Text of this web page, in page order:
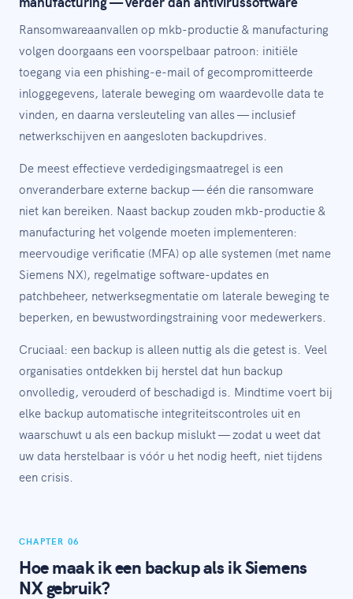
Ransomwareaanvallen op mkb-productie & manufacturing
volgen doorgaans een voorspelbaar patroon: initiële
toegang via een phishing-e-mail of gecompromitteerde
inloggegevens, laterale beweging om waardevolle data te
vinden, en daarna versleuteling van alles — inclusief
netwerkschijven en aangesloten backupdrives.
De meest effectieve verdedigingsmaatregel is een
onveranderbare externe backup — één die ransomware
niet kan bereiken. Naast backup zouden mkb-productie &
manufacturing het volgende moeten implementeren:
meervoudige verificatie (MFA) op alle systemen (met name
Siemens NX), regelmatige software-updates en
patchbeheer, netwerksegmentatie om laterale beweging te
beperken, en bewustwordingstraining voor medewerkers.
Cruciaal: een backup is alleen nuttig als die getest is. Veel
organisaties ontdekken bij herstel dat hun backup
onvolledig, verouderd of beschadigd is. Mindtime voert bij
elke backup automatische integriteitscontroles uit en
waarschuwt u als een backup mislukt — zodat u weet dat
uw data herstelbaar is vóór u het nodig heeft, niet tijdens
een crisis.
CHAPTER 06
Hoe maak ik een backup als ik Siemens
NX gebruik?